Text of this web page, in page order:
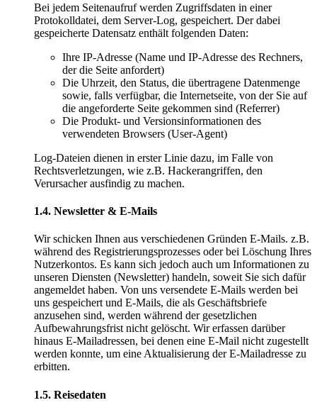
Bei jedem Seitenaufruf werden Zugriffsdaten in einer
Protokolldatei, dem Server-Log, gespeichert. Der dabei
gespeicherte Datensatz enthält folgenden Daten:
Ihre IP-Adresse (Name und IP-Adresse des Rechners,
der die Seite anfordert)
Die Uhrzeit, den Status, die übertragene Datenmenge
sowie, falls verfügbar, die Internetseite, von der Sie auf
die angeforderte Seite gekommen sind (Referrer)
Die Produkt- und Versionsinformationen des
verwendeten Browsers (User-Agent)
Log-Dateien dienen in erster Linie dazu, im Falle von
Rechtsverletzungen, wie z.B. Hackerangriffen, den
Verursacher ausfindig zu machen.
1.4. Newsletter & E-Mails
Wir schicken Ihnen aus verschiedenen Gründen E-Mails. z.B.
während des Registrierungsprozesses oder bei Löschung Ihres
Nutzerkontos. Es kann sich jedoch auch um Informationen zu
unseren Diensten (Newsletter) handeln, soweit Sie sich dafür
angemeldet haben. Von uns versendete E-Mails werden bei
uns gespeichert und E-Mails, die als Geschäftsbriefe
anzusehen sind, werden während der gesetzlichen
Aufbewahrungsfrist nicht gelöscht. Wir erfassen darüber
hinaus E-Mailadressen, bei denen eine E-Mail nicht zugestellt
werden konnte, um eine Aktualisierung der E-Mailadresse zu
erbitten.
1.5. Reisedaten